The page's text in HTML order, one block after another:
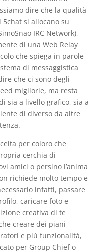
dire che la qualità
5chat si allocano su
IRC Network),
di una Web Relay
che spiega in parole
di messaggistica
che ci sono degli
migliorie, ma resta
sia a livello grafico, sia a
di diverso da altre
per coloro che
cerchia di
amici o persino l’anima
richiede molto tempo e
infatti, passare
caricare foto e
creativa di te
creare dei piani
e più funzionalità,
per Group Chief o